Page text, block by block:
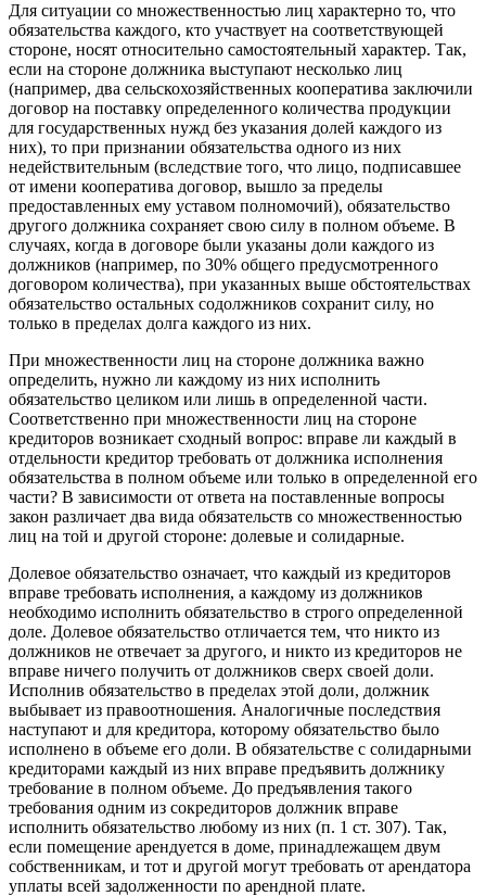
Для ситуации со множественностью лиц характерно то, что
обязательства каждого, кто участвует на соответствующей
стороне, носят относительно самостоятельный характер. Так,
если на стороне должника выступают несколько лиц
(например, два сельскохозяйственных кооператива заключили
договор на поставку определенного количества продукции
для государственных нужд без указания долей каждого из
них), то при признании обязательства одного из них
недействительным (вследствие того, что лицо, подписавшее
от имени кооператива договор, вышло за пределы
предоставленных ему уставом полномочий), обязательство
другого должника сохраняет свою силу в полном объеме. В
случаях, когда в договоре были указаны доли каждого из
должников (например, по 30% общего предусмотренного
договором количества), при указанных выше обстоятельствах
обязательство остальных содолжников сохранит силу, но
только в пределах долга каждого из них.
При множественности лиц на стороне должника важно
определить, нужно ли каждому из них исполнить
обязательство целиком или лишь в определенной части.
Соответственно при множественности лиц на стороне
кредиторов возникает сходный вопрос: вправе ли каждый в
отдельности кредитор требовать от должника исполнения
обязательства в полном объеме или только в определенной его
части? В зависимости от ответа на поставленные вопросы
закон различает два вида обязательств со множественностью
лиц на той и другой стороне: долевые и солидарные.
Долевое обязательство означает, что каждый из кредиторов
вправе требовать исполнения, а каждому из должников
необходимо исполнить обязательство в строго определенной
доле. Долевое обязательство отличается тем, что никто из
должников не отвечает за другого, и никто из кредиторов не
вправе ничего получить от должников сверх своей доли.
Исполнив обязательство в пределах этой доли, должник
выбывает из правоотношения. Аналогичные последствия
наступают и для кредитора, которому обязательство было
исполнено в объеме его доли. В обязательстве с солидарными
кредиторами каждый из них вправе предъявить должнику
требование в полном объеме. До предъявления такого
требования одним из сокредиторов должник вправе
исполнить обязательство любому из них (п. 1 ст. 307). Так,
если помещение арендуется в доме, принадлежащем двум
собственникам, и тот и другой могут требовать от арендатора
уплаты всей задолженности по арендной плате.